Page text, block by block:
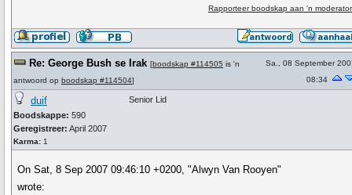
Rapporteer boodskap aan 'n moderator
Re: George Bush se Irak [boodskap #114505 is 'n
antwoord op boodskap #114504]
Sa., 08 September
08:34
duif
Boodskappe: 590
Geregistreer: April 2007
Karma: 1
Senior Lid
On Sat, 8 Sep 2007 09:46:10 +0200, "Alwyn Van Rooyen"
wrote: